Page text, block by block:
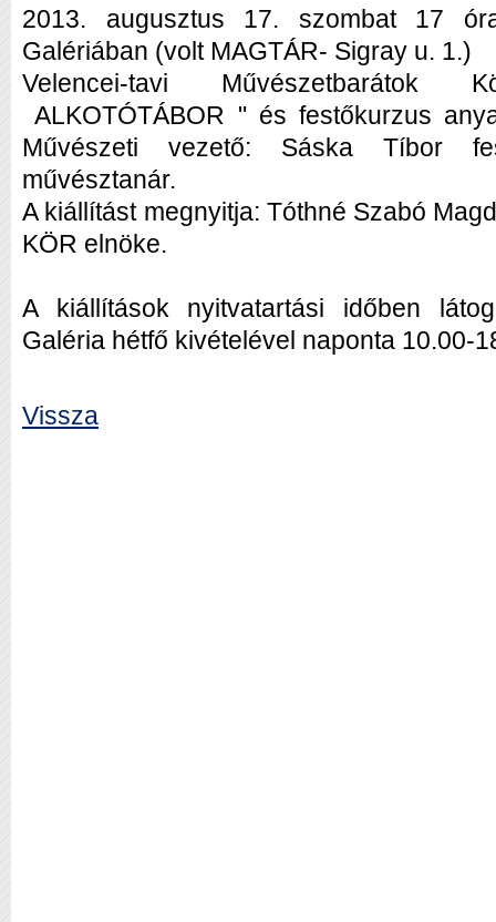
2013. augusztus 17. szombat 17
Galériában (volt MAGTÁR- Sigray u. 1.)
Velencei-tavi Művészetbarátok
ALKOTÓTÁBOR " és festőkurzus
Művészeti vezető: Sáska Tíbor
művésztanár.
A kiállítást megnyitja: Tóthné Szabó
KÖR elnöke.
A kiállítások nyitvatartási időben
Galéria hétfő kivételével naponta 10.00-
Vissza